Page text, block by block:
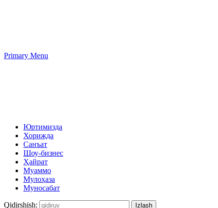
Primary Menu
Юртимизда
Хорижда
Санъат
Шоу-бизнес
Ҳайрат
Муаммо
Мулоҳаза
Муносабат
Qidirshish: